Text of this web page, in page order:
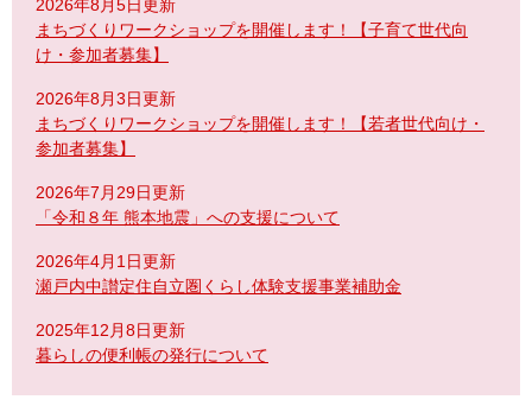
2026年8月5日更新
まちづくりワークショップを開催します！【子育て世代向
け・参加者募集】
2026年8月3日更新
まちづくりワークショップを開催します！【若者世代向け・
参加者募集】
2026年7月29日更新
「令和８年 熊本地震」への支援について
2026年4月1日更新
瀬戸内中讃定住自立圏くらし体験支援事業補助金
2025年12月8日更新
暮らしの便利帳の発行について